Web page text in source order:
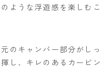
ような浮遊感を楽しむこ
のキャンバー部分がしっ
し、キレのあるカービン